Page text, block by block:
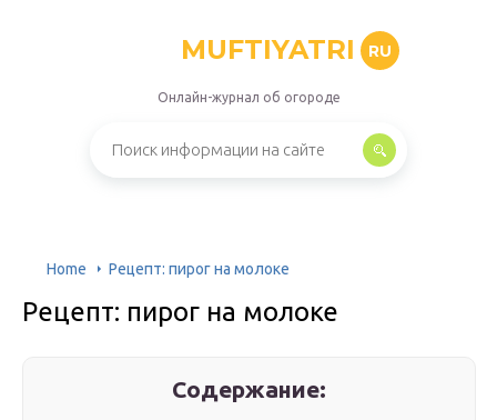
MUFTIYATRI RU
Онлайн-журнал об огороде
Home Рецепт: пирог на молоке
Рецепт: пирог на молоке
Содержание: